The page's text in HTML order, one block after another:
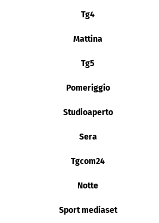
Tg4
Mattina
Tg5
Pomeriggio
Studioaperto
Sera
Tgcom24
Notte
Sport mediaset